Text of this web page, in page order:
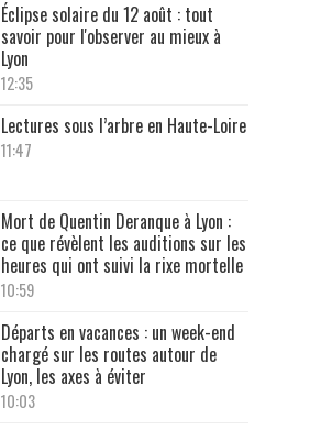
Éclipse solaire du 12 août : tout
savoir pour l'observer au mieux à
Lyon
12:35
Lectures sous l’arbre en Haute-Loire
11:47
Mort de Quentin Deranque à Lyon :
ce que révèlent les auditions sur les
heures qui ont suivi la rixe mortelle
10:59
Départs en vacances : un week-end
chargé sur les routes autour de
Lyon, les axes à éviter
10:03